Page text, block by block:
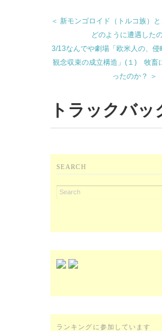
＜ 新モンゴロイド（トルコ族）と
どのように遭遇した
3/13なんでや劇場「欧米人の、侵
観念収束の成立構造」(１) 牧畜
ったのか？ ＞
トラックバッ
SEARCH
ランキングに参加しています